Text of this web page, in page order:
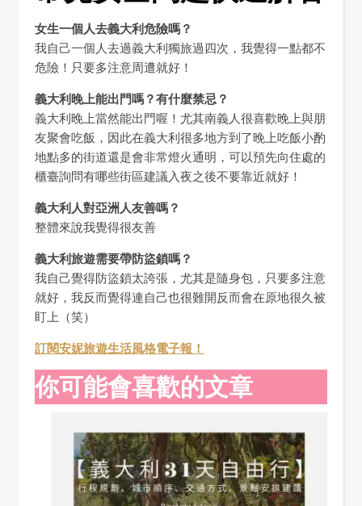
女生一個人去義大利危險嗎？
我自己一個人去過義大利獨旅過四次，我覺得一點都不
危險！只要多注意周遭就好！
義大利晚上能出門嗎？有什麼禁忌？
義大利晚上當然能出門喔！尤其南義人很喜歡晚上與朋
友聚會吃飯，因此在義大利很多地方到了晚上吃飯小酌
地點多的街道還是會非常燈火通明，可以預先向住處的
櫃臺詢問有哪些街區建議入夜之後不要靠近就好！
義大利人對亞洲人友善嗎？
整體來說我覺得很友善
義大利旅遊需要帶防盜鎖嗎？
我自己覺得防盜鎖太誇張，尤其是隨身包，只要多注意
就好，我反而覺得連自己也很難開反而會在原地很久被
盯上（笑）
訂閱安妮旅遊生活風格電子報！
你可能會喜歡的文章